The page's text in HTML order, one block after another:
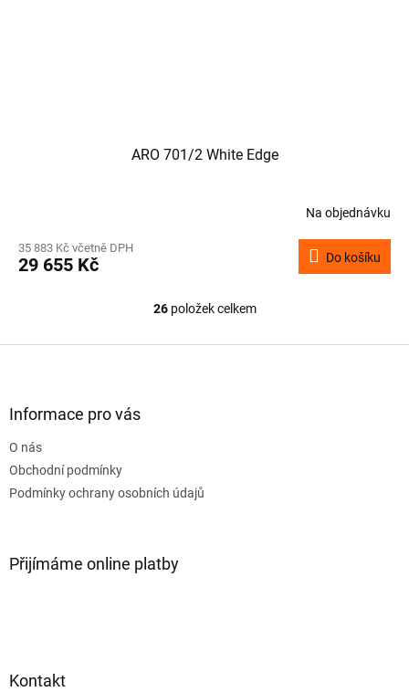
ARO 701/2 White Edge
Na objednávku
35 883 Kč včetně DPH
29 655 Kč Do košíku
O
l
v
26položek celkem
Informace pro vás
O nás
Obchodní podmínky
Podmínky ochrany osobních údajů
Přijímáme online platby
Kontakt